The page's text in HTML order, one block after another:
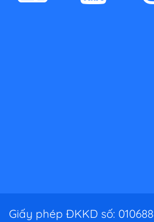
Giấy phép ĐKKD số: